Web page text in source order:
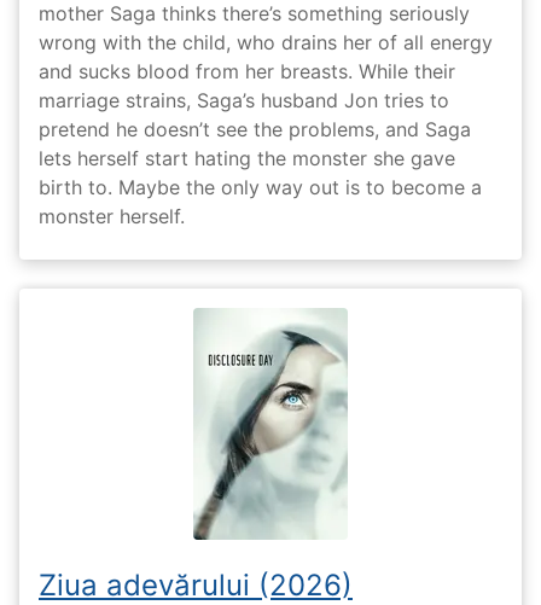
mother Saga thinks there’s something seriously
wrong with the child, who drains her of all energy
and sucks blood from her breasts. While their
marriage strains, Saga’s husband Jon tries to
pretend he doesn’t see the problems, and Saga
lets herself start hating the monster she gave
birth to. Maybe the only way out is to become a
monster herself.
Ziua adevărului (2026)